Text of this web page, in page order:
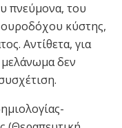
πνεύμονα, του
κύστης,
Αντίθετα, για
δεν